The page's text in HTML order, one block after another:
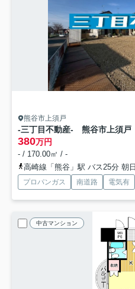
熊谷市上須戸
-三丁目不動産- 熊谷市上須
380万円
- / 170.00㎡ / -
高崎線「熊谷」駅 バス25分 朝日バス「
プロパンガス 南道路 電気有
中古マンション